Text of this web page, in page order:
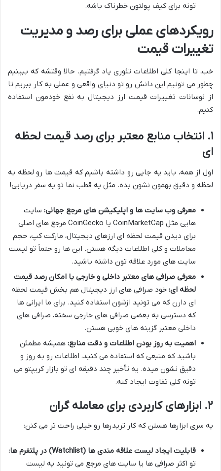
تونه برای کیف پولتون خطرناک باشه.
رویکردهای عملی برای رصد و مدیریت
تغییرات قیمت
خب، تا اینجا کلی اطلاعات تئوری یاد گرفتیم. حالا وقتشه که ببینیم
چطور می تونیم این دانش رو تو دنیای واقعی و عملی به کار ببریم تا
از نوسانات تغییرات قیمت ارز دیجیتال به نفع خودمون استفاده
کنیم.
۱. انتخاب منابع معتبر برای رصد قیمت لحظه
ای
اول از همه، باید یه جایی رو داشته باشیم که قیمت ها رو لحظه به
لحظه و دقیق بهمون نشون بده. مثل یه قطب نما تو یه سفر دریایی!
معرفی وب سایت ها و اپلیکیشن های مرجع جهانی: سایت
هایی مثل CoinMarketCap یا CoinGecko مرجع های اصلی
برای دیدن قیمت لحظه ای ارزهای دیجیتال، مارکت کپ، حجم
معاملات و کلی اطلاعات دیگه هستن. این ها رو حتماً تو لیست
سایت های مورد علاقه تون داشته باشید.
معرفی صرافی های معتبر داخلی و خارجی با امکان رصد قیمت
لحظه ای: خود صرافی های ارز دیجیتال هم بخش قیمت لحظه
ای دارن که می تونید ازشون استفاده کنید. برای ما ایرانی ها
که دسترسی به بعضی صرافی های خارجی سخته، صرافی های
داخلی معتبر گزینه های خوبی هستن.
اهمیت به روز بودن اطلاعات و دقت منابع: همیشه مطمئن
باشید که منبعی که استفاده می کنید، اطلاعات رو به روز و
دقیق نشون میده. یه تأخیر چند دقیقه ای تو بازار کریپتو می
تونه کلی تفاوت ایجاد کنه.
۲. ابزارهای کاربردی برای معامله گران
یه سری ابزارها هستن که کار تریدرها رو خیلی راحت تر می کنن:
قابلیت ایجاد لیست علاقه مندی ها (Watchlist) در پلتفرم ها:
تو اکثر صرافی ها یا سایت های مرجع می تونید یه لیست